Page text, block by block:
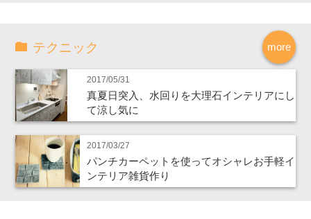
more
テクニック
2017/05/31
真夏日突入、水回りを大理石インテリアにし
て涼し気に
2017/03/27
パンチカーペットを使ってオシャレお手軽イ
ンテリア雑貨作り